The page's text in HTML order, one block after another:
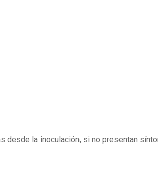
la inoculación, si no presentan